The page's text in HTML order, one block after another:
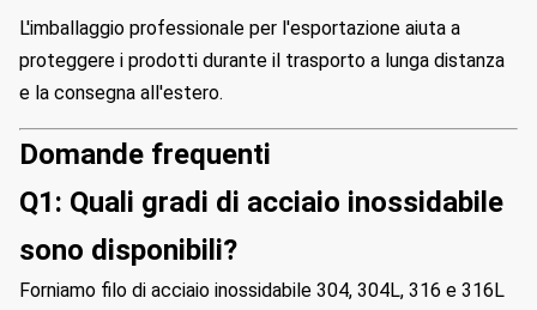
L'imballaggio professionale per l'esportazione aiuta a
proteggere i prodotti durante il trasporto a lunga distanza
e la consegna all'estero.
Domande frequenti
Q1: Quali gradi di acciaio inossidabile
sono disponibili?
Forniamo filo di acciaio inossidabile 304, 304L, 316 e 316L